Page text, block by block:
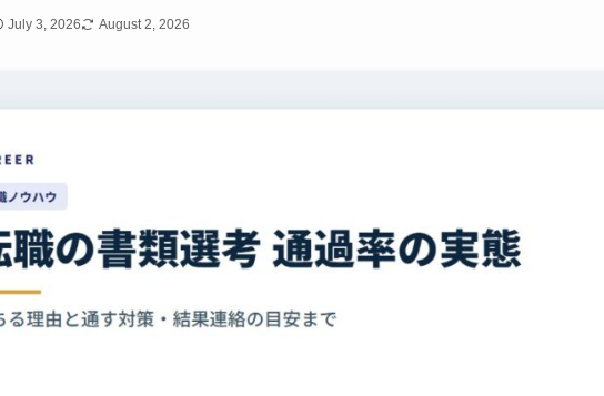
July 3, 2026 August 2, 2026